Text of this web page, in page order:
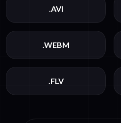
.AVI
.WEBM
.FLV